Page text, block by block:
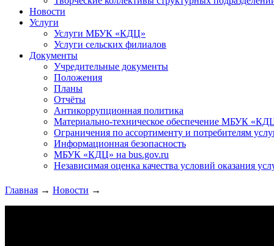
Новости
Услуги
Услуги МБУК «КДЦ»
Услуги сельских филиалов
Документы
Учредительные документы
Положения
Планы
Отчёты
Антикоррупционная политика
Материально-техническое обеспечение МБУК
Ограничения по ассортименту и потребителям
Информационная безопасность
МБУК «КДЦ» на bus.gov.ru
Независимая оценка качества условий оказания
Главная → Новости →